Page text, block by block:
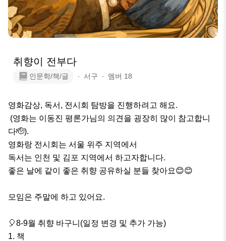
취향이 전부다
인문학/책/글 ∙ 서구 ∙ 멤버 18
영화감상, 독서, 전시회 탐방을 진행하려고 해요.
다🫡).
영화랑 전시회는 서울 위주 지역에서
독서는 인천 및 김포 지역에서 하고자합니다.
좋은 날에 같이 좋은 취향 공유하실 분들 찾아요😊😊
모임은 주말에 하고 있어요.
🎈8-9월 취향 바구니(일정 변경 및 추가 가능)
1. 책